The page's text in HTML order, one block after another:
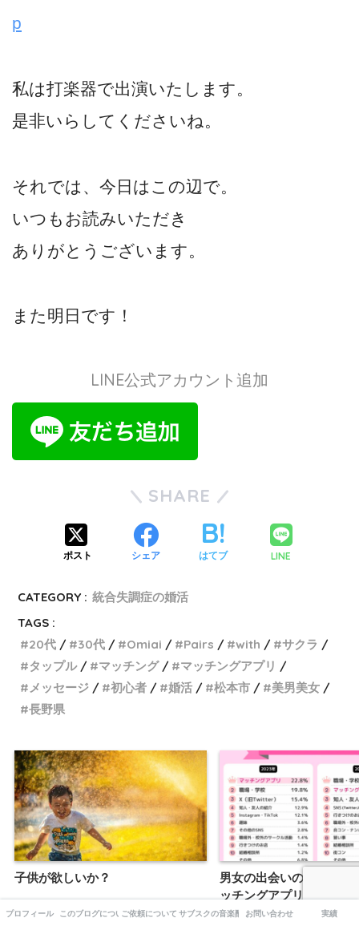
p
私は打楽器で出演いたします。
是非いらしてくださいね。
それでは、今日はこの辺で。
いつもお読みいただき
ありがとうございます。
また明日です！
LINE公式アカウント追加
SHARE
ポスト シェア はてブ LINE
CATEGORY : 統合失調症の婚活
TAGS :
20代
30代 Omiai Pairs with
サクラ
タップル
マッチング
マッチングアプリ
メッセージ
初心者 婚活 松本市
美男美女
長野県
子供が欲しいか？
男女の出会いのきっかけ
ッチングアプリの時代
プロフィール このブログについてご依頼について サブスクの音楽配信について
お問い合わせ 実績